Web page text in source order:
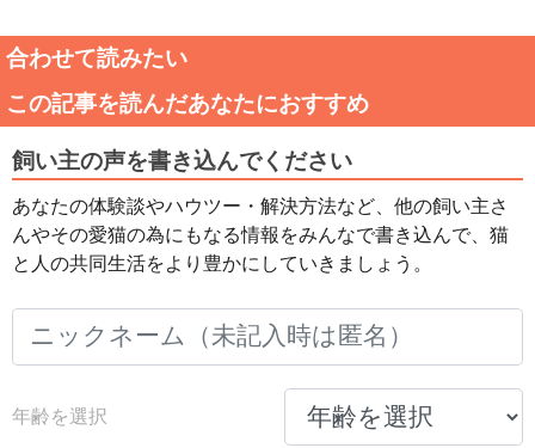
合わせて読みたい
この記事を読んだあなたにおすすめ
飼い主の声を書き込んでください
あなたの体験談やハウツー・解決方法など、他の飼い主さ
んやその愛猫の為にもなる情報をみんなで書き込んで、猫
と人の共同生活をより豊かにしていきましょう。
年齢を選択